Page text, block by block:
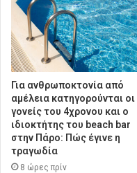
Για ανθρωποκτονία από
αμέλεια κατηγορούνται οι
γονείς του 4χρονου και ο
ιδιοκτήτης του beach bar
στην Πάρο: Πώς έγινε η
τραγωδία
8 ώρες πρίν